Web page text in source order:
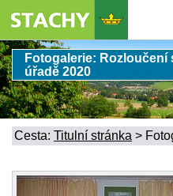
Fotogalerie:
úřadě 2020
Cesta: Titulní stránka >